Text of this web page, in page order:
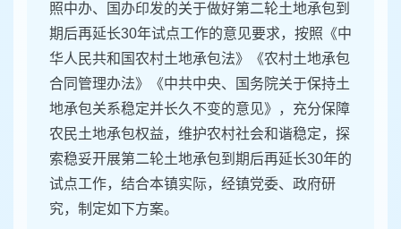
照中办、国办印发的关于做好第二轮土地承包到
期后再延长30年试点工作的意见要求，按照《中
华人民共和国农村土地承包法》《农村土地承包
合同管理办法》《中共中央、国务院关于保持土
地承包关系稳定并长久不变的意见》，充分保障
农民土地承包权益，维护农村社会和谐稳定，探
索稳妥开展第二轮土地承包到期后再延长30年的
试点工作，结合本镇实际，经镇党委、政府研
究，制定如下方案。